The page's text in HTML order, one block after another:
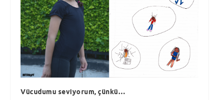
Vücudumu seviyorum, çünkü…